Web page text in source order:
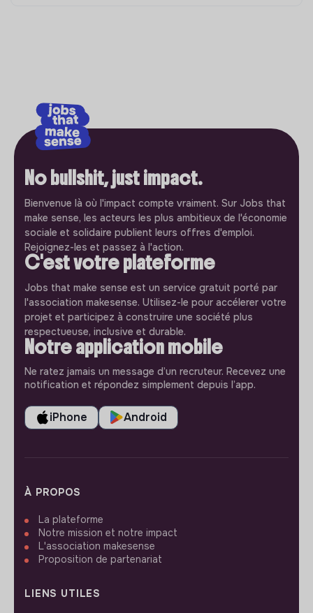
No bullshit, just impact.
Bienvenue là où l'impact compte vraiment. Sur Jobs that
make sense, les acteurs les plus ambitieux de l'économie
sociale et solidaire publient leurs offres d'emploi.
Rejoignez-les et passez à l'action.
C'est votre plateforme
Jobs that make sense est un service gratuit porté par
l'association makesense. Utilisez-le pour accélerer votre
projet et participez à construire une société plus
respectueuse, inclusive et durable.
Notre application mobile
Ne ratez jamais un message d’un recruteur. Recevez une
notification et répondez simplement depuis l’app.
iPhone Android
À PROPOS
La plateforme
Notre mission et notre impact
L'association makesense
Proposition de partenariat
LIENS UTILES